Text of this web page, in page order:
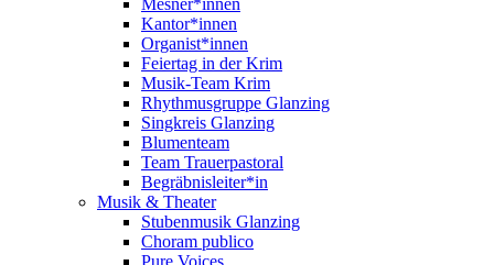
Mesner*innen
Kantor*innen
Organist*innen
Feiertag in der Krim
Musik-Team Krim
Rhythmusgruppe Glanzing
Singkreis Glanzing
Blumenteam
Team Trauerpastoral
Begräbnisleiter*in
Musik & Theater
Stubenmusik Glanzing
Choram publico
Pure Voices